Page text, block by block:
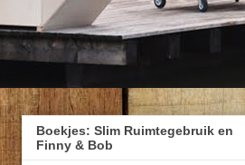
Boekjes: Slim Ruimtegebruik en
Finny & Bob